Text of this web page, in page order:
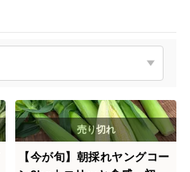
【今が旬】朝採れヤングコー